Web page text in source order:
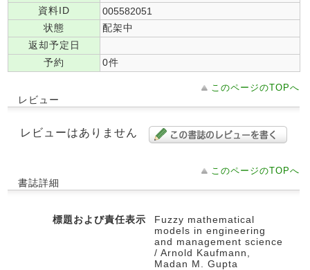
資料ID
005582051
状態
配架中
返却予定日
予約
0件
このページのTOPへ
レビュー
レビューはありません
このページのTOPへ
書誌詳細
標題および責任表示
Fuzzy mathematical
models in engineering
and management science
/ Arnold Kaufmann,
Madan M. Gupta